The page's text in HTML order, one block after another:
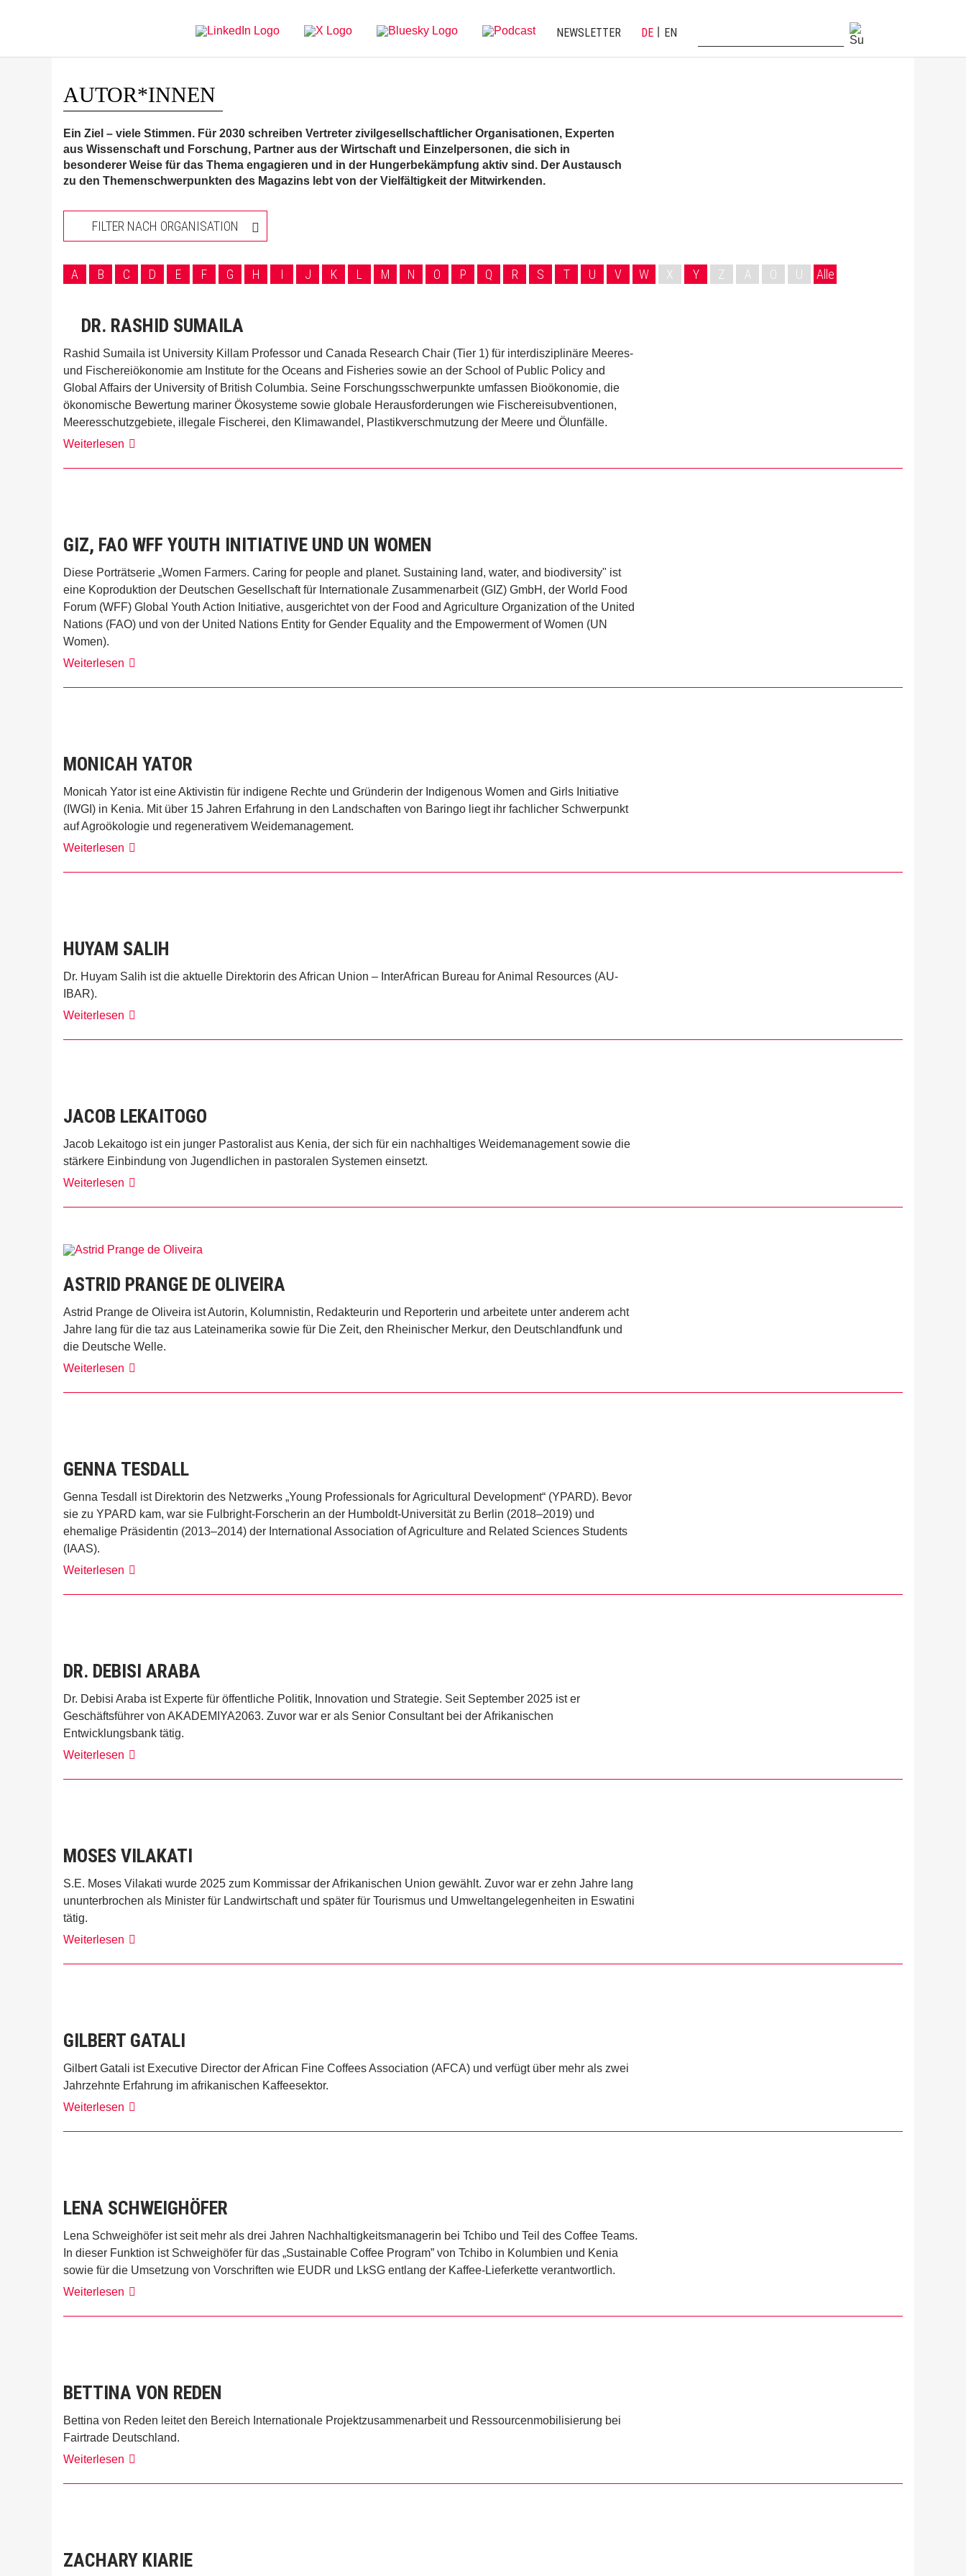
NEWSLETTER DE EN
AUTOR*INNEN
Ein Ziel – viele Stimmen. Für 2030 schreiben Vertreter zivilgesellschaftlicher Organisationen, Experten
aus Wissenschaft und Forschung, Partner aus der Wirtschaft und Einzelpersonen, die sich in
besonderer Weise für das Thema engagieren und in der Hungerbekämpfung aktiv sind. Der Austausch
zu den Themenschwerpunkten des Magazins lebt von der Vielfältigkeit der Mitwirkenden.
FILTER NACH ORGANISATION
A B C D E F G H I J K L M N O P Q R S T U V W X Y Z Ä Ö Ü Alle
DR. RASHID SUMAILA
Rashid Sumaila ist University Killam Professor und Canada Research Chair (Tier 1) für interdisziplinäre Meeres-
und Fischereiökonomie am Institute for the Oceans and Fisheries sowie an der School of Public Policy and
Global Affairs der University of British Columbia. Seine Forschungsschwerpunkte umfassen Bioökonomie, die
ökonomische Bewertung mariner Ökosysteme sowie globale Herausforderungen wie Fischereisubventionen,
Meeresschutzgebiete, illegale Fischerei, den Klimawandel, Plastikverschmutzung der Meere und Ölunfälle.
Weiterlesen Dr.
Sumaila
GIZ, FAO WFF YOUTH INITIATIVE UND UN WOMEN
Diese Porträtserie „Women Farmers. Caring for people and planet. Sustaining land, water, and biodiversity" ist
eine Koproduktion der Deutschen Gesellschaft für Internationale Zusammenarbeit (GIZ) GmbH, der World Food
Forum (WFF) Global Youth Action Initiative, ausgerichtet von der Food and Agriculture Organization of the United
Nations (FAO) und von der United Nations Entity for Gender Equality and the Empowerment of Women (UN
Women).
Weiterlesen GIZ,
WFF
MONICAH YATOR
Monicah Yator ist eine Aktivistin für indigene Rechte und Gründerin der Indigenous Women and Girls Initiative
(IWGI) in Kenia. Mit über 15 Jahren Erfahrung in den Landschaften von Baringo liegt ihr fachlicher Schwerpunkt
auf Agroökologie und regenerativem Weidemanagement.
Weiterlesen Monicah
HUYAM SALIH
Dr. Huyam Salih ist die aktuelle Direktorin des African Union – InterAfrican Bureau for Animal Resources (AU-
IBAR).
Weiterlesen Huyam
JACOB LEKAITOGO
Jacob Lekaitogo ist ein junger Pastoralist aus Kenia, der sich für ein nachhaltiges Weidemanagement sowie die
stärkere Einbindung von Jugendlichen in pastoralen Systemen einsetzt.
Weiterlesen Jacob
ASTRID PRANGE DE OLIVEIRA
Astrid Prange de Oliveira ist Autorin, Kolumnistin, Redakteurin und Reporterin und arbeitete unter anderem acht
Jahre lang für die taz aus Lateinamerika sowie für Die Zeit, den Rheinischer Merkur, den Deutschlandfunk und
die Deutsche Welle.
Weiterlesen Astrid
de
GENNA TESDALL
Genna Tesdall ist Direktorin des Netzwerks „Young Professionals for Agricultural Development“ (YPARD). Bevor
sie zu YPARD kam, war sie Fulbright-Forscherin an der Humboldt-Universität zu Berlin (2018–2019) und
ehemalige Präsidentin (2013–2014) der International Association of Agriculture and Related Sciences Students
(IAAS).
Weiterlesen Genna
DR. DEBISI ARABA
Dr. Debisi Araba ist Experte für öffentliche Politik, Innovation und Strategie. Seit September 2025 ist er
Geschäftsführer von AKADEMIYA2063. Zuvor war er als Senior Consultant bei der Afrikanischen
Entwicklungsbank tätig.
Weiterlesen Dr.
Araba
MOSES VILAKATI
S.E. Moses Vilakati wurde 2025 zum Kommissar der Afrikanischen Union gewählt. Zuvor war er zehn Jahre lang
ununterbrochen als Minister für Landwirtschaft und später für Tourismus und Umweltangelegenheiten in Eswatini
tätig.
Weiterlesen Moses
GILBERT GATALI
Gilbert Gatali ist Executive Director der African Fine Coffees Association (AFCA) und verfügt über mehr als zwei
Jahrzehnte Erfahrung im afrikanischen Kaffeesektor.
Weiterlesen Gilbert
LENA SCHWEIGHÖFER
Lena Schweighöfer ist seit mehr als drei Jahren Nachhaltigkeitsmanagerin bei Tchibo und Teil des Coffee Teams.
In dieser Funktion ist Schweighöfer für das „Sustainable Coffee Program” von Tchibo in Kolumbien und Kenia
sowie für die Umsetzung von Vorschriften wie EUDR und LkSG entlang der Kaffee-Lieferkette verantwortlich.
Weiterlesen Lena
BETTINA VON REDEN
Bettina von Reden leitet den Bereich Internationale Projektzusammenarbeit und Ressourcenmobilisierung bei
Fairtrade Deutschland.
Weiterlesen Bettina
Reden
ZACHARY KIARIE